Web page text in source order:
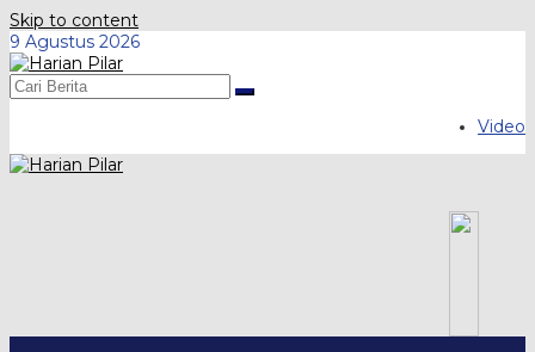
Skip to content
9 Agustus 2026
Video